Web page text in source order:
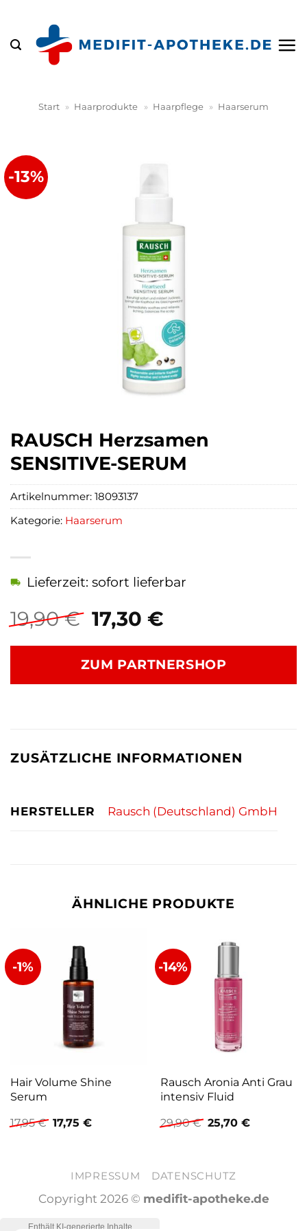
springen
Start » Haarprodukte » Haarpflege » Haarserum
-13%
RAUSCH Herzsamen
SENSITIVE-SERUM
19,90€ Ursprünglicher
Preis
war:
19,90 €
17,30 €Aktueller
ist:
17,30 €.
Lieferzeit: sofort lieferbar
ZUM PARTNERSHOP
Artikelnummer: 18093137
Kategorie: Haarserum
ZUSÄTZLICHE INFORMATIONEN
HERSTELLER Rausch (Deutschland) GmbH
ÄHNLICHE PRODUKTE
-1%
Hair Volume Shine
Serum
17,95€ Ursprünglicher
Preis
17,75 €Aktueller
-14%
Rausch Aronia Anti Grau
intensiv Fluid
29,90€ Ursprünglicher
Preis
25,70 €Aktueller
IMPRESSUM DATENSCHUTZ
Copyright 2026 © medifit-apotheke.de